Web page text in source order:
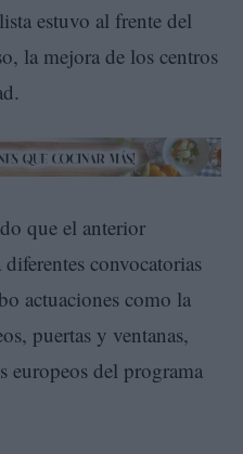
estuvo al frente del
la mejora de los centros
que el anterior
convocatorias
actuaciones como la
puertas y ventanas,
europeos del programa